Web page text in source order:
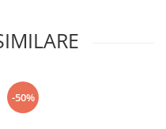
-50%